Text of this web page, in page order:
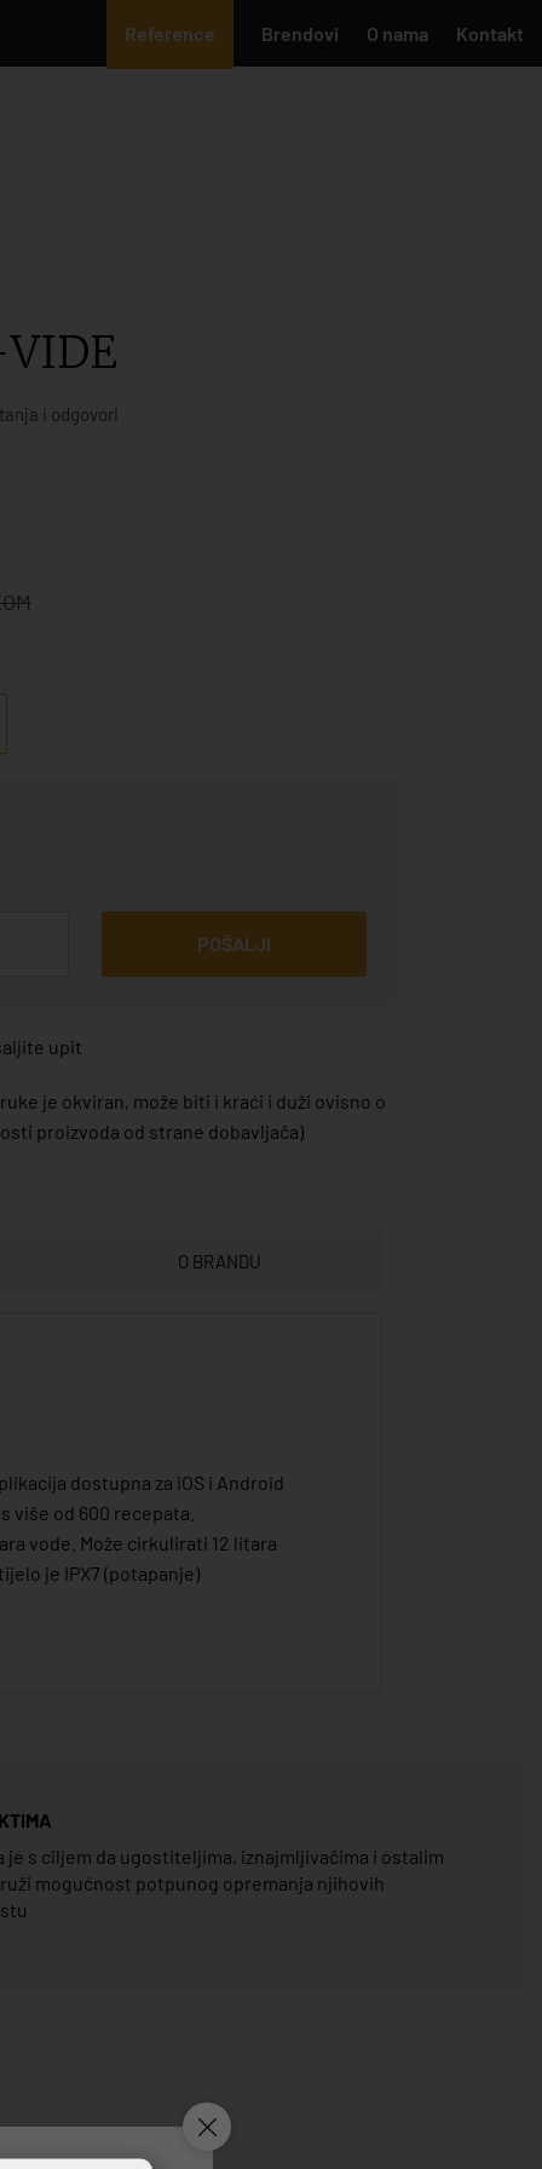
Reference Brendovi O nama Kontakt
VIDE
i odgovori
POŠALJI
upit
je okviran, može biti i kraći i duži ovisno o
proizvoda od strane dobavljača)
O BRANDU
dostupna za iOS i Android
od 600 recepata.
vode. Može cirkulirati 12 litara
je IPX7 (potapanje)
je s ciljem da ugostiteljima, iznajmljivačima i ostalim
mogućnost potpunog opremanja njihovih